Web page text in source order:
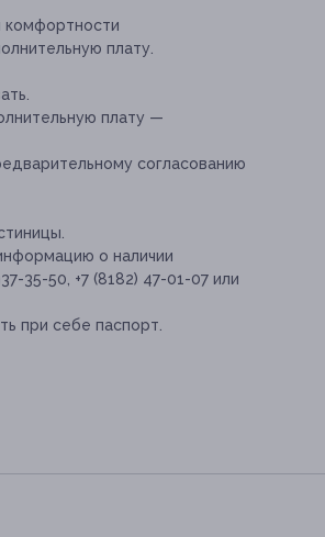
комфортности
плату.
плату —
согласованию
о наличии
35-50, +7 (8182) 47-01-07 или
при себе паспорт.